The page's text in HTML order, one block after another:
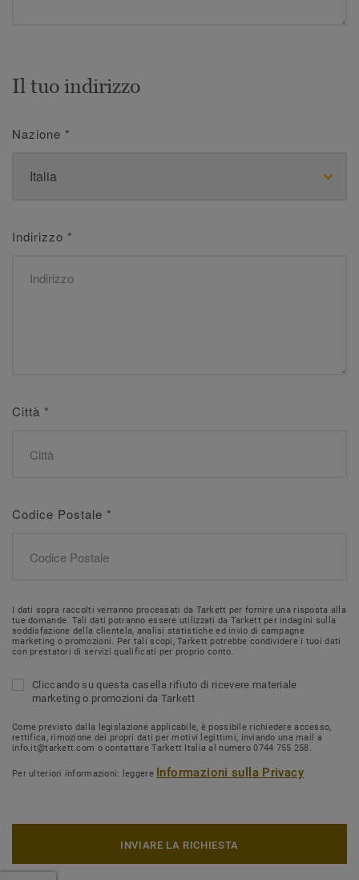
Il tuo indirizzo
Nazione *
Indirizzo *
Città *
Codice Postale *
I dati sopra raccolti verranno processati da Tarkett per fornire una risposta alla
tue domande. Tali dati potranno essere utilizzati da Tarkett per indagini sulla
soddisfazione della clientela, analisi statistiche ed invio di campagne
marketing o promozioni. Per tali scopi, Tarkett potrebbe condividere i tuoi dati
con prestatori di servizi qualificati per proprio conto.
Cliccando su questa casella rifiuto di ricevere materiale
marketing o promozioni da Tarkett
Come previsto dalla legislazione applicabile, è possibile richiedere accesso,
rettifica, rimozione dei propri dati per motivi legittimi, inviando una mail a
info.it@tarkett.com o contattare Tarkett Italia al numero 0744 755 258.
Per ulteriori informazioni: leggere Informazioni sulla Privacy
INVIARE LA RICHIESTA